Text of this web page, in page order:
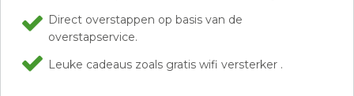
Direct overstappen op basis van de
overstapservice.
Leuke cadeaus zoals gratis wifi versterker .